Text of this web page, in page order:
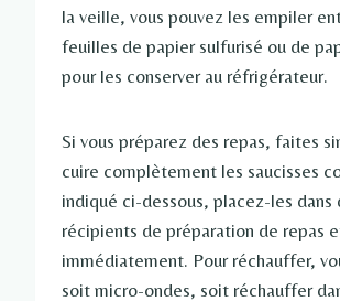
la veille, vous pouvez les empiler
feuilles de papier sulfurisé ou de
pour les conserver au réfrigérateur.
Si vous préparez des repas, faites
cuire complètement les saucisses
indiqué ci-dessous, placez-les dans
récipients de préparation de repas
immédiatement. Pour réchauffer,
soit micro-ondes, soit réchauffer